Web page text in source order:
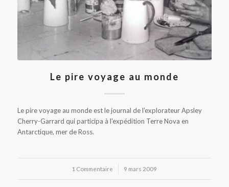
Le pire voyage au monde
Le pire voyage au monde est le journal de l'explorateur Apsley
Cherry-Garrard qui participa à l'expédition Terre Nova en
Antarctique, mer de Ross.
1 Commentaire
/ 9 mars 2009